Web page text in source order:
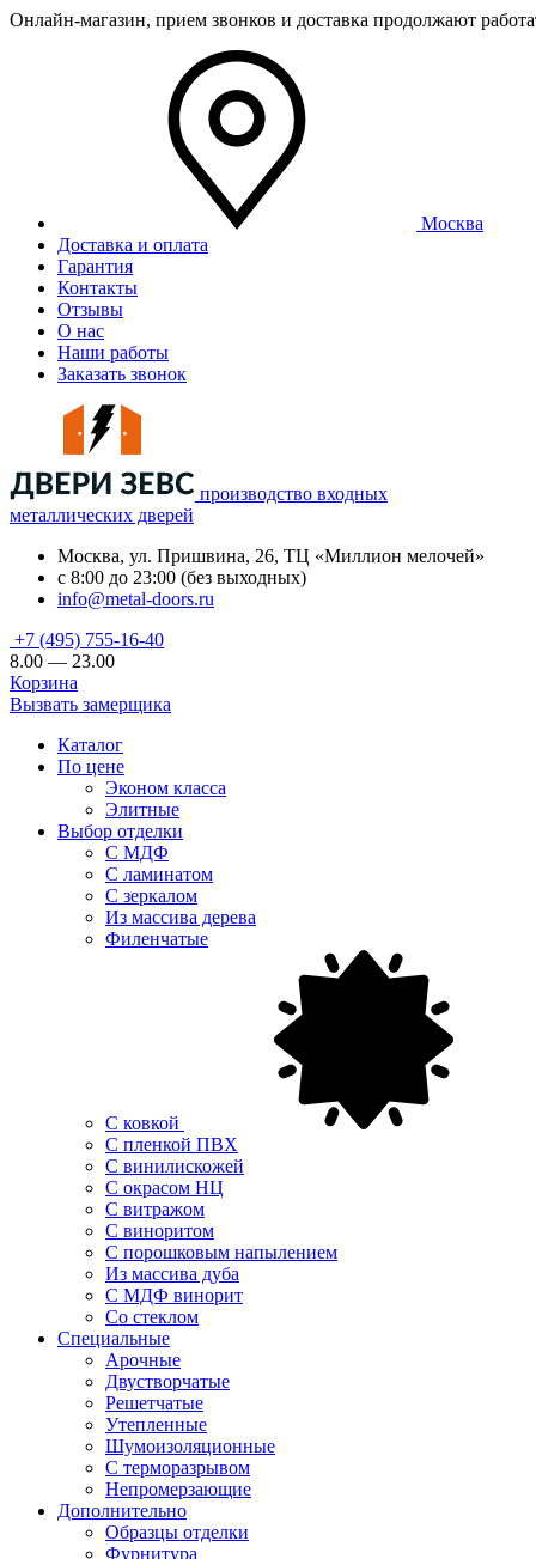
Онлайн-магазин, прием звонков и доставка продолжают
Москва
Доставка и оплата
Гарантия
Контакты
Отзывы
О нас
Наши работы
Заказать звонок
производство входных
металлических дверей
Москва, ул. Пришвина, 26, ТЦ «Миллион мелочей»
с 8:00 до 23:00 (без выходных)
info@metal-doors.ru
+7 (495) 755-16-40
8.00 — 23.00
Корзина
Вызвать замерщика
Каталог
По цене
Эконом класса
Элитные
Выбор отделки
С МДФ
С ламинатом
С зеркалом
Из массива дерева
Филенчатые
С ковкой
С пленкой ПВХ
С винилискожей
С окрасом НЦ
С витражом
С виноритом
С порошковым напылением
Из массива дуба
С МДФ винорит
Со стеклом
Специальные
Арочные
Двустворчатые
Решетчатые
Утепленные
Шумоизоляционные
С терморазрывом
Непромерзающие
Дополнительно
Образцы отделки
Фурнитура